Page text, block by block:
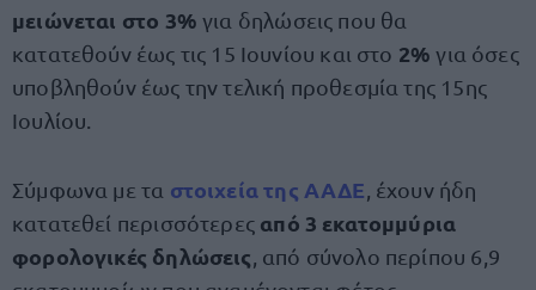
μειώνεται στο 3% για δηλώσεις που θα
κατατεθούν έως τις 15 Ιουνίου και στο 2%για όσες
υποβληθούν έως την τελική προθεσμία της 15ης
Ιουλίου.
Σύμφωνα με τα στοιχεία της ΑΑΔΕ , έχουν ήδη
κατατεθεί περισσότερες από 3 εκατομμύρια
φορολογικές δηλώσεις , από σύνολο περίπου 6,9